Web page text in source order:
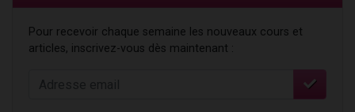
Pour recevoir chaque semaine les nouveaux cours et
articles, inscrivez-vous dès maintenant :